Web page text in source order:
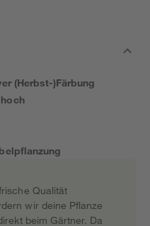
(Herbst-)Färbung
Qualität
wir deine Pflanze
beim Gärtner. Da